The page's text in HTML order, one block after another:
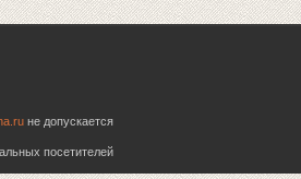
не допускается
посетителей